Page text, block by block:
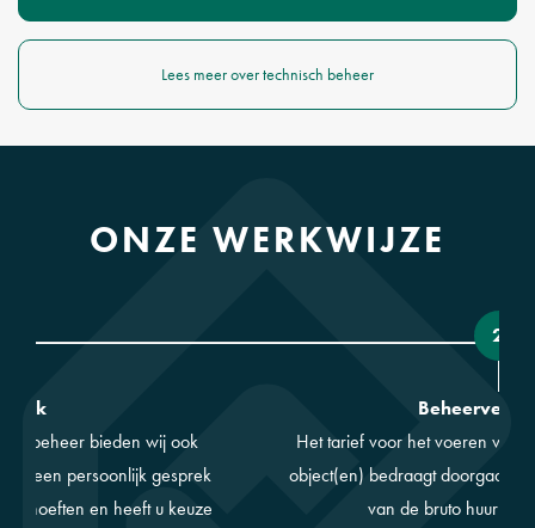
Lees meer over technisch beheer
ONZE WERKWIJZE
beheer bieden wij ook
een persoonlijk gesprek
en heeft u keuze
2
Het tarief voor het voeren van
object(en) bedraagt doorgaans
van de bruto huur en